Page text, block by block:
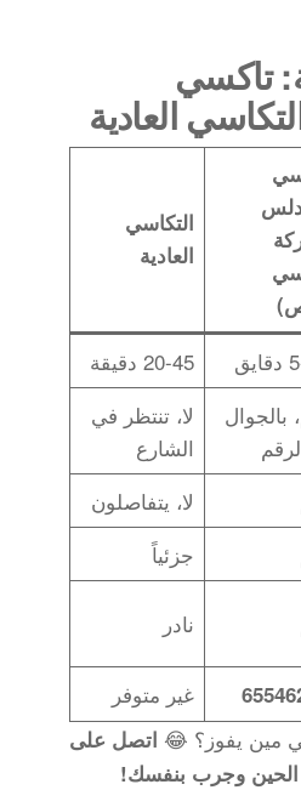
تاكسي
التكاسي
العادية
20-45 دقيقة
بالجوال
لا، تنتظر في
الشارع
لا، يتفاصلون
جزئياً
نادر
غير متوفر
مين يفوز؟ 😂 اتصل على
وجرب بنفسك!